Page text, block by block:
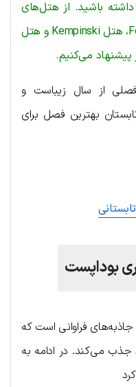
داشته باشید. از هتل‌های
لوکس بوداپست، هتل Four Seasons، هتل Kempinski و هتل
از سال زیباست و
تابستان بهترین فصل برای
بوداپست
فراوانی است که
جذب می‌کند. در ادامه به